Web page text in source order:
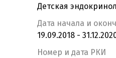
Детская
Дата начала и
19.09.2018 -
Номер и дата РКИ